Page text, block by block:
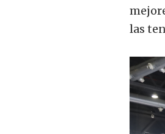
las